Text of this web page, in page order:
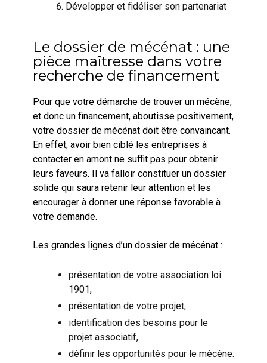
Développer et fidéliser son partenariat
Le dossier de mécénat : une
pièce maîtresse dans votre
recherche de financement
Pour que votre démarche de trouver un mécène,
et donc un financement, aboutisse positivement,
votre dossier de mécénat doit être convaincant.
En effet, avoir bien ciblé les entreprises à
contacter en amont ne suffit pas pour obtenir
leurs faveurs. Il va falloir constituer un dossier
solide qui saura retenir leur attention et les
encourager à donner une réponse favorable à
votre demande.
Les grandes lignes d’un dossier de mécénat :
présentation de votre association loi
1901,
présentation de votre projet,
identification des besoins pour le
projet associatif,
définir les opportunités pour le mécène.